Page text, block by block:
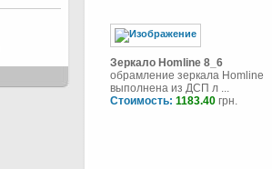
Зеркало Homline 8_6
обрамление зеркала Homline
выполнена из ДСП л ...
Стоимость: 1183.40 грн.